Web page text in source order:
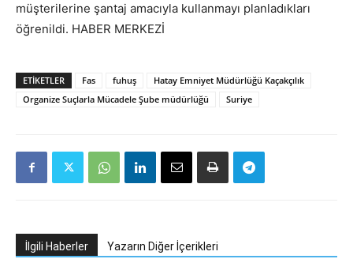
müşterilerine şantaj amacıyla kullanmayı planladıkları
öğrenildi. HABER MERKEZİ
ETIKETLER Fas fuhuş
Hatay Emniyet Müdürlüğü Kaçakçılık
Organize Suçlarla Mücadele Şube müdürlüğü
Suriye
İlgili Haberler Yazarın Diğer İçerikleri